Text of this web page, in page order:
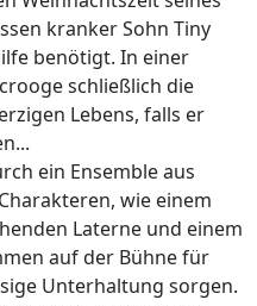
kranker Sohn Tiny
benötigt. In einer
schließlich die
Lebens, falls er
ein Ensemble aus
wie einem
Laterne und einem
auf der Bühne für
Unterhaltung sorgen.